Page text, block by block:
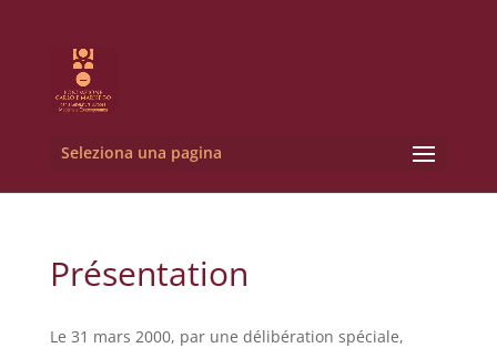
Seleziona una pagina
Présentation
Le 31 mars 2000, par une délibération spéciale,